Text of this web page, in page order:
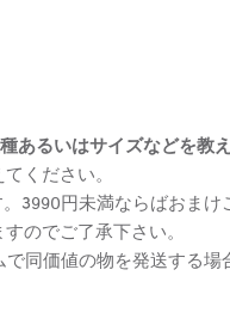
るいはサイズなどを教え
ください。
3990円未満ならばおまけ
のでご了承下さい。
同価値の物を発送する場